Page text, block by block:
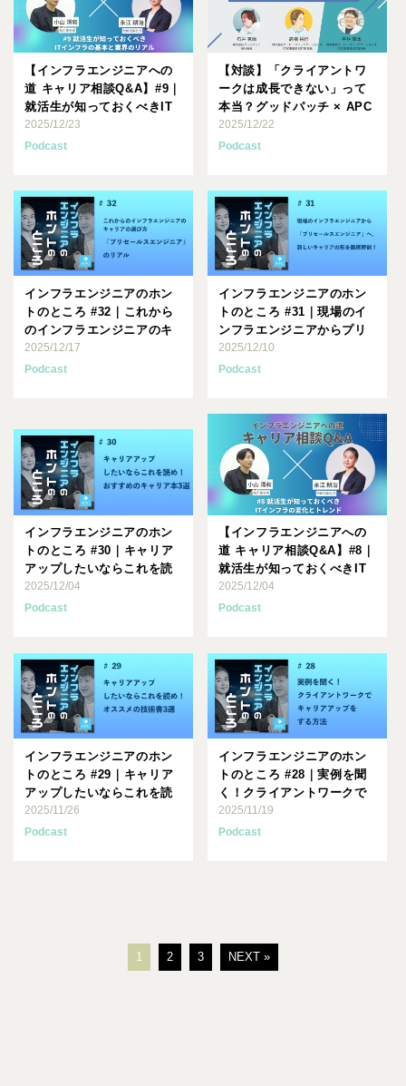
【インフラエンジニアへの
道 キャリア相談Q&A】#9｜
就活生が知っておくべきIT
インフラの基本と業界･･･
2025/12/23
Podcast
【対談】「クライアントワ
ークは成長できない」って
本当？グッドパッチ × APC
が語る成長フィールドと･･･
2025/12/22
Podcast
インフラエンジニアのホン
トのところ #32｜これから
のインフラエンジニアのキ
ャリアの選び方～『プリ
セ･･･
2025/12/17
Podcast
インフラエンジニアのホン
トのところ #31｜現場のイ
ンフラエンジニアからプリ
セールスエンジニアへ。
新･･･
2025/12/10
Podcast
インフラエンジニアのホン
トのところ #30｜キャリア
アップしたいならこれを読
め！おすすめのキャリア
本･･･
2025/12/04
Podcast
【インフラエンジニアへの
道 キャリア相談Q&A】#8｜
就活生が知っておくべきIT
インフラの変化とトレ･･･
2025/12/04
Podcast
インフラエンジニアのホン
トのところ #29｜キャリア
アップしたいならこれを読
め！オススメの技術書3選
2025/11/26
Podcast
インフラエンジニアのホン
トのところ #28｜実例を聞
く！クライアントワークで
キャリアを伸ばしたエン
ジ･･･
2025/11/19
Podcast
1 2 3 NEXT »